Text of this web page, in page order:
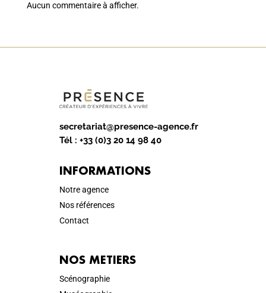
Aucun commentaire à afficher.
secretariat@presence-agence.fr
Tél : +33 (0)3 20 14 98 40
INFORMATIONS
Notre agence
Nos références
Contact
NOS METIERS
Scénographie